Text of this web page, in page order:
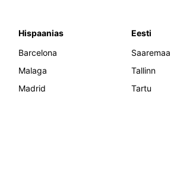
Hispaanias
Barcelona
Malaga
Madrid
Eesti
Saaremaa
Tallinn
Tartu